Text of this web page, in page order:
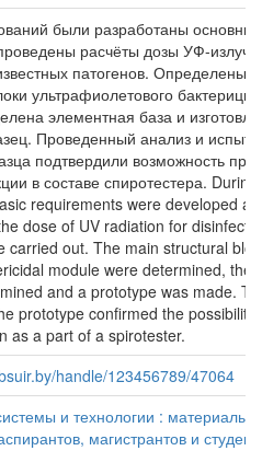
были разработаны основные
расчёты дозы УФ-
патогенов. Определены
ультрафиолетового
элементная база и
Проведенный анализ и
подтвердили возможность
в составе спиротестера.
requirements were developed
dose of UV radiation for
carried out. The main structural
module were determined, the
and a prototype was made.
prototype confirmed the possibility
as a part of a spirotester.
handle/123456789/47064
и технологии : материалы
магистрантов и